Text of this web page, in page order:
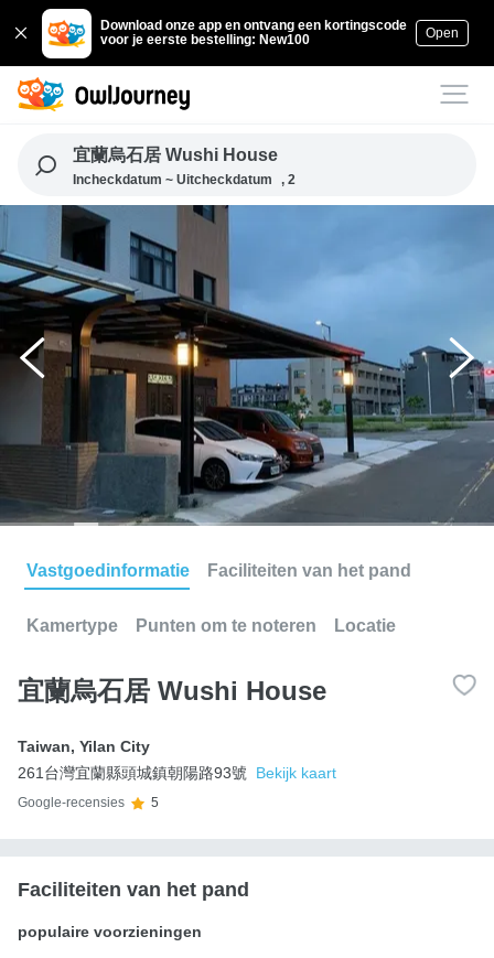
Download onze app en ontvang een kortingscode
voor je eerste bestelling: New100
Open
宜蘭烏石居 Wushi House
Incheckdatum ~ Uitcheckdatum , 2
Vastgoedinformatie Faciliteiten van het pand
Kamertype Punten om te noteren Locatie
宜蘭烏石居 Wushi House
Taiwan, Yilan City
261台灣宜蘭縣頭城鎮朝陽路93號
Bekijk kaart
Google-recensies 5
Faciliteiten van het pand
populaire voorzieningen